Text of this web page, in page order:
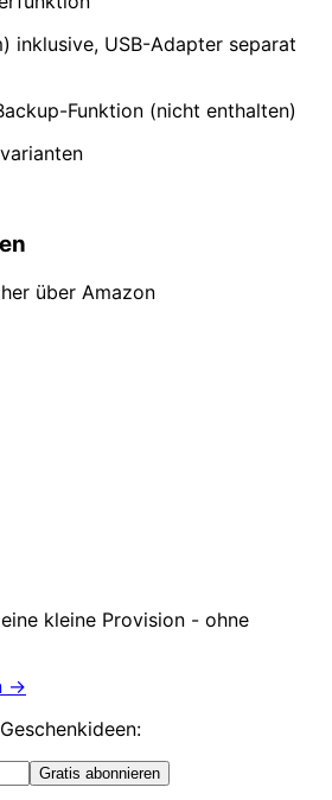
inklusive, USB-Adapter separat
Funktion (nicht enthalten)
über Amazon
kleine Provision - ohne
→
:
Gratis abonnieren